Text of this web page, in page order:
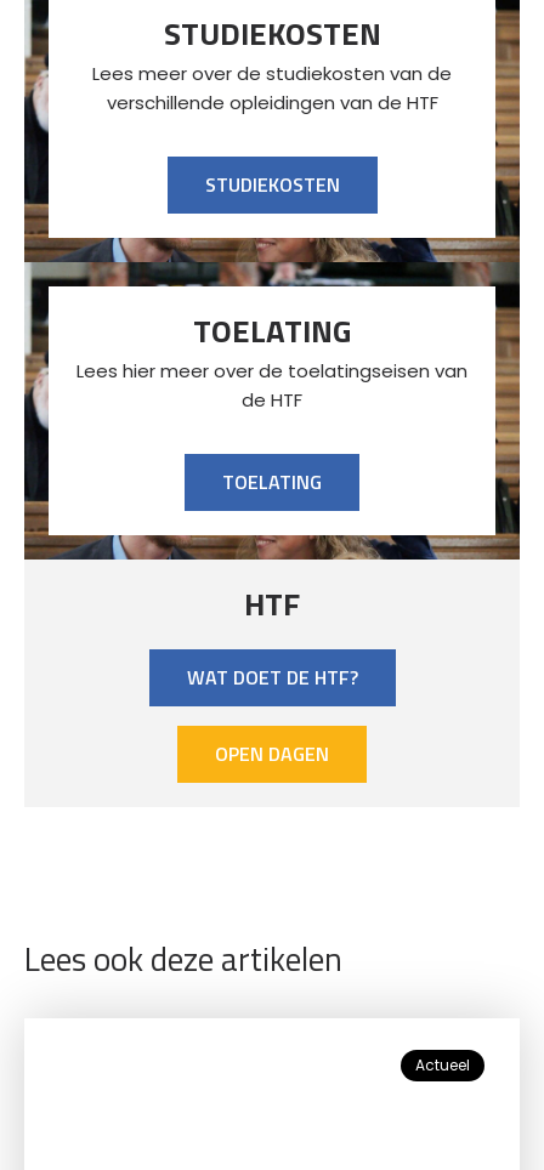
STUDIEKOSTEN
Lees meer over de studiekosten van de
verschillende opleidingen van de HTF
STUDIEKOSTEN
TOELATING
Lees hier meer over de toelatingseisen van
de HTF
TOELATING
HTF
WAT DOET DE HTF?
OPEN DAGEN
Lees ook deze artikelen
Actueel